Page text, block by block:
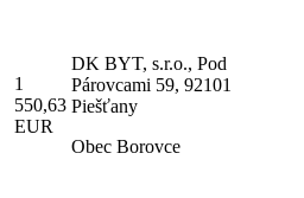
1
550,63
EUR
DK BYT, s.r.o., Pod
Párovcami 59, 92101
Piešťany
Obec Borovce